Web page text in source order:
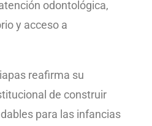
odontológica,
y acceso a
reafirma su
de construir
para las infancias